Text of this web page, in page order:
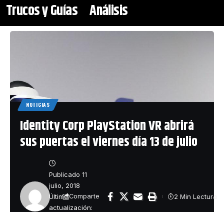
Trucos y Guías Análisis
NOTICIAS
Identity Corp PlayStation VR abrirá
sus puertas el viernes día 13 de julio
Última
actualización:
Publicado 11
julio, 2018
Comparte 2 Min Lectura